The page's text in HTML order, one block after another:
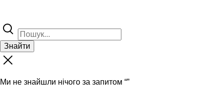
Знайти
Ми не знайшли нічого за запитом “”